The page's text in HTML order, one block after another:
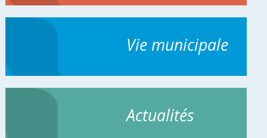
Vie municipale
Actualités